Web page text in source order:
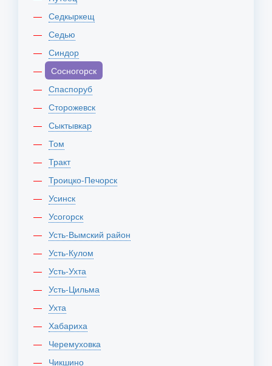
Седкыркещ
Седью
Синдор
Сосногорск
Спаспоруб
Сторожевск
Сыктывкар
Том
Тракт
Троицко-Печорск
Усинск
Усогорск
Усть-Вымский район
Усть-Кулом
Усть-Ухта
Усть-Цильма
Ухта
Хабариха
Черемуховка
Чикшино